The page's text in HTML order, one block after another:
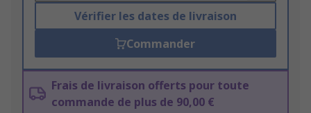
Vérifier les dates de livraison
Commander
Frais de livraison offerts pour toute
commande de plus de 90,00 €